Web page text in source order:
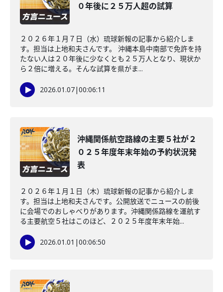
０年後に２５万人超の試算
２０２６年１月７日（水）琉球新報の記事から紹介しま
す。担当は上地和夫さんです。 沖縄本島中南部で免許を持
たない人は２０年後に少なくとも２５万人となり、現状か
ら２倍に増える。そんな試算を県がま...
2026.01.07|00:06:11
沖縄関係航空路線の主要５社が２
０２５年度年末年始の予約状況発
表
２０２６年１月１日（木）琉球新報の記事から紹介しま
す。担当は上地和夫さんです。公開放送でニュースの前後
に会場でのおしゃべりがあります。沖縄関係路線を運航す
る主要航空５社はこのほど、２０２５年度年末年始...
2026.01.01 |00:06:50